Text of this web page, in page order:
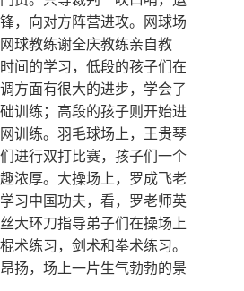
伦老师带领孩子们正在踢足
员们上场了，看，一个个都
的小战士奔赴战场般的威
们都纷纷站好位置，前锋、
员。只等裁判一吹口哨，运
，向对方阵营进攻。网球场